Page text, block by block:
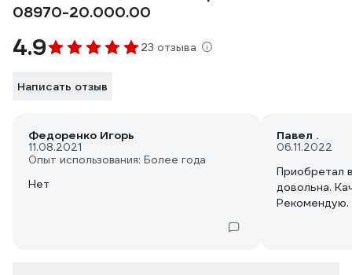
08970-20.000.00
4.9 23 отзыва
Написать отзыв
Федоренко Игорь
11.08.2021
Опыт использования: Более года
Нет
Павел .
06.11.2022
Приобретал
довольна.
Рекомендую.